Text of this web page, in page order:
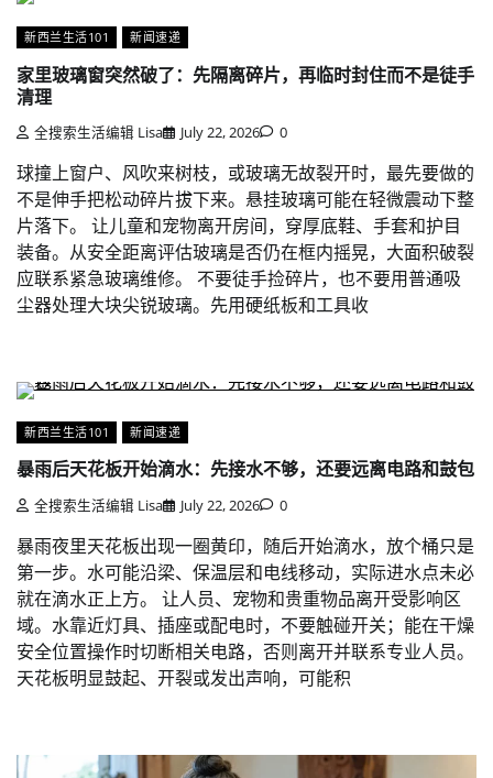
新西兰生活101 新闻速递
家里玻璃窗突然破了：先隔离碎片，再临时封住而不是徒手
清理
全搜索生活编辑 Lisa July 22, 2026 0
球撞上窗户、风吹来树枝，或玻璃无故裂开时，最先要做的
不是伸手把松动碎片拔下来。悬挂玻璃可能在轻微震动下整
片落下。 让儿童和宠物离开房间，穿厚底鞋、手套和护目
装备。从安全距离评估玻璃是否仍在框内摇晃，大面积破裂
应联系紧急玻璃维修。 不要徒手捡碎片，也不要用普通吸
尘器处理大块尖锐玻璃。先用硬纸板和工具收
新西兰生活101 新闻速递
暴雨后天花板开始滴水：先接水不够，还要远离电路和鼓包
全搜索生活编辑 Lisa July 22, 2026 0
暴雨夜里天花板出现一圈黄印，随后开始滴水，放个桶只是
第一步。水可能沿梁、保温层和电线移动，实际进水点未必
就在滴水正上方。 让人员、宠物和贵重物品离开受影响区
域。水靠近灯具、插座或配电时，不要触碰开关；能在干燥
安全位置操作时切断相关电路，否则离开并联系专业人员。
天花板明显鼓起、开裂或发出声响，可能积